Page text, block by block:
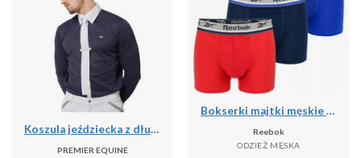
Koszula jeździecka z długim rękawem Premier Equine Giulio
PREMIER EQUINE
Bokserki majtki męskie 3 pary REEBOK SHORT SPORTS TRUNK ELIM
Reebok
ODZIEŻ MĘSKA